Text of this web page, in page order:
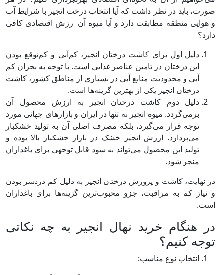
صورت، باید در نظر داشت که آیا انتخاب درخت انجیر با شرایط آب
و هوایی منطقه مطابقت دارد و آیا میوه آن ارزش اقتصادی کافی
دارد؟
دلیل اول برای کاشت درختان انجیر، کم‌آبی و کم‌توقع بودن
این درختان در تامین عناصر غذایی است. با توجه به بحران کم
آبی و محدودیت منابع آبی در بسیاری از مناطق کشور، کاشت
درختان انجیر یکی از بهترین گزینه‌ها است.
دلیل دوم کاشت درختان انجیر به ارزش محصول آن
برمی‌گردد. میوه انجیر نه تنها در ایران و بازارهای جهانی مورد
توجه قرار می‌گیرد، بلکه مصرف اصلی آن به تولید خشکبار
می‌پردازد. ارزش انجیر خشک در بازار خشکبار بالا بوده و
تولید این محصول می‌تواند به سود قابل توجهی برای باغداران
منجر شود.
در نهایت، کاشت و پرورش درختان انجیر به دلیل کم دردسر بودن
و نیاز کم به مراقبت، جزو محبوب‌ترین گزینه‌ها برای باغداران
است.
در هنگام خرید نهال انجیر به چه نکاتی
توجه کنیم؟
انتخاب نوع مناسب: